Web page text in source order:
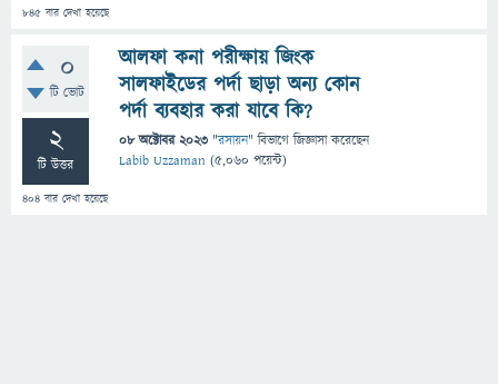
845 বার দেখা হয়েছে
0
টি ভোট
2
টি উত্তর
404 বার দেখা হয়েছে
আলফা কনা পরীক্ষায় জিংক
সালফাইডের পর্দা ছাড়া অন্য কোন
পর্দা ব্যবহার করা যাবে কি?
08 অক্টোবর 2023 "রসায়ন" বিভাগে জিজ্ঞাসাকরেছেন
Labib Uzzaman (5,060 পয়েন্ট)